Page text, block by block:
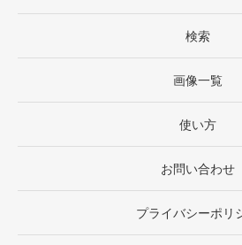
検索
画像一覧
使い方
お問い合わせ
プライバシーポリ